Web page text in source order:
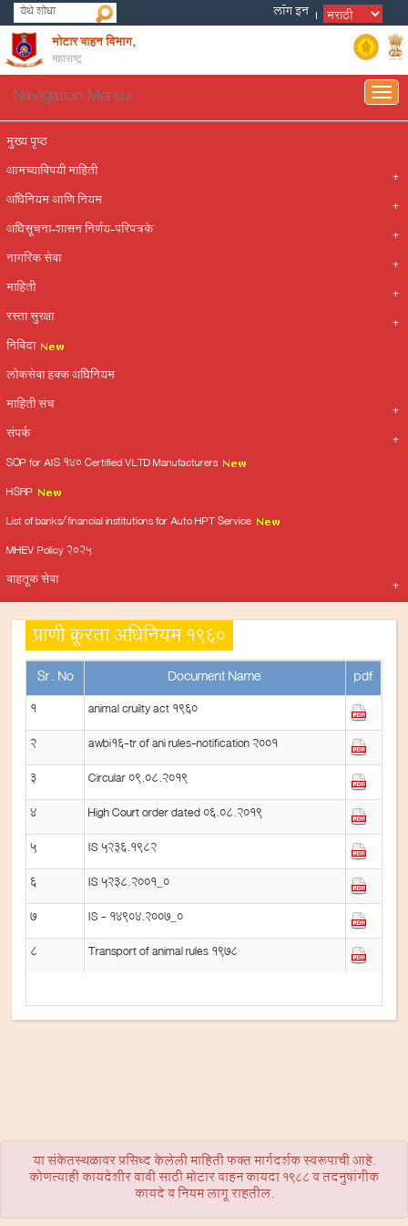
मोटार वाहन विभाग,
महाराष्ट्र
Navigation Menus
मुख्य पृष्ठ
आमच्याविषयी माहिती
अधिनियम आणि नियम
अधिसूचना-शासन निर्णय-परिपत्रके
नागरिक सेवा
माहिती
रस्ता सुरक्षा
निविदा
लोकसेवा हक्क अधिनियम
माहिती संच
संपर्क
SOP for AIS 140 Certified VLTD Manufacturers
HSRP
List of banks/financial institutions for Auto HPT Service
MHEV Policy 2025
वाहतूक सेवा
प्राणी क्रूरता अधिनियम 1960
Sr. No Document Name pdf
1
animal cruilty act 1960
2
awbi16-tr of ani rules-notification 2001
3
Circular 09.08.2019
4
High Court order dated 06.08.2019
5
IS 5236.1982
6
IS 5238.2001_0
7
IS - 14904.2007_0
8
Transport of animal rules 1978
या संकेतस्थळावर प्रसिध्द केलेली माहिती फक्त मार्गदर्शक स्वरूपाची आहे.
कोणत्याही कायदेशीर बाबी साठी मोटार वाहन कायदा 1988 व तदनुषांगीक
कायदे व नियम लागू राहतील.